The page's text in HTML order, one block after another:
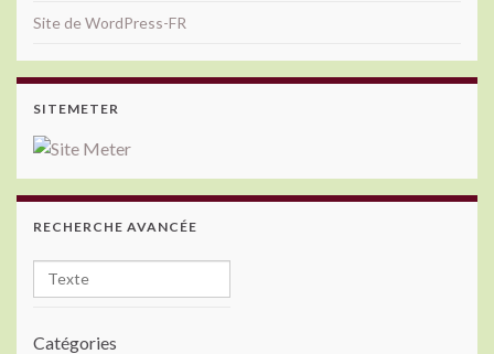
Site de WordPress-FR
SITEMETER
RECHERCHE AVANCÉE
Catégories